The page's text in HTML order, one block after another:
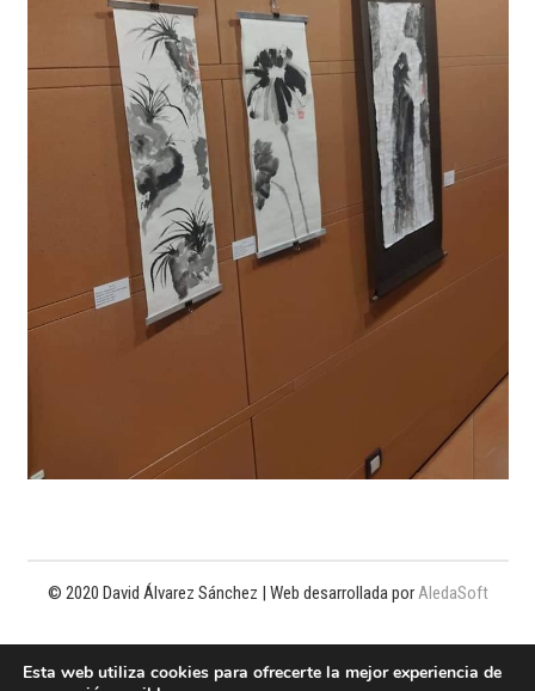
© 2020 David Álvarez Sánchez | Web desarrollada porAledaSoft
Política de privacidad
Esta web utiliza cookies para ofrecerte la mejor experiencia de